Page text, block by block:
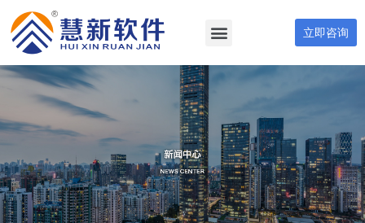
立即咨询